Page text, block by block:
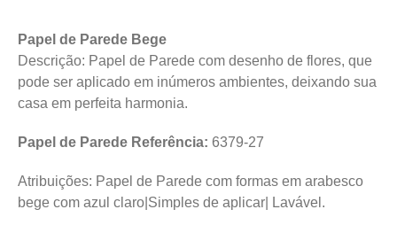
Papel de Parede Bege
Descrição: Papel de Parede com desenho de flores, que
pode ser aplicado em inúmeros ambientes, deixando sua
casa em perfeita harmonia.
Papel de Parede Referência: 6379-27
Atribuições: Papel de Parede com formas em arabesco
bege com azul claro|Simples de aplicar| Lavável.